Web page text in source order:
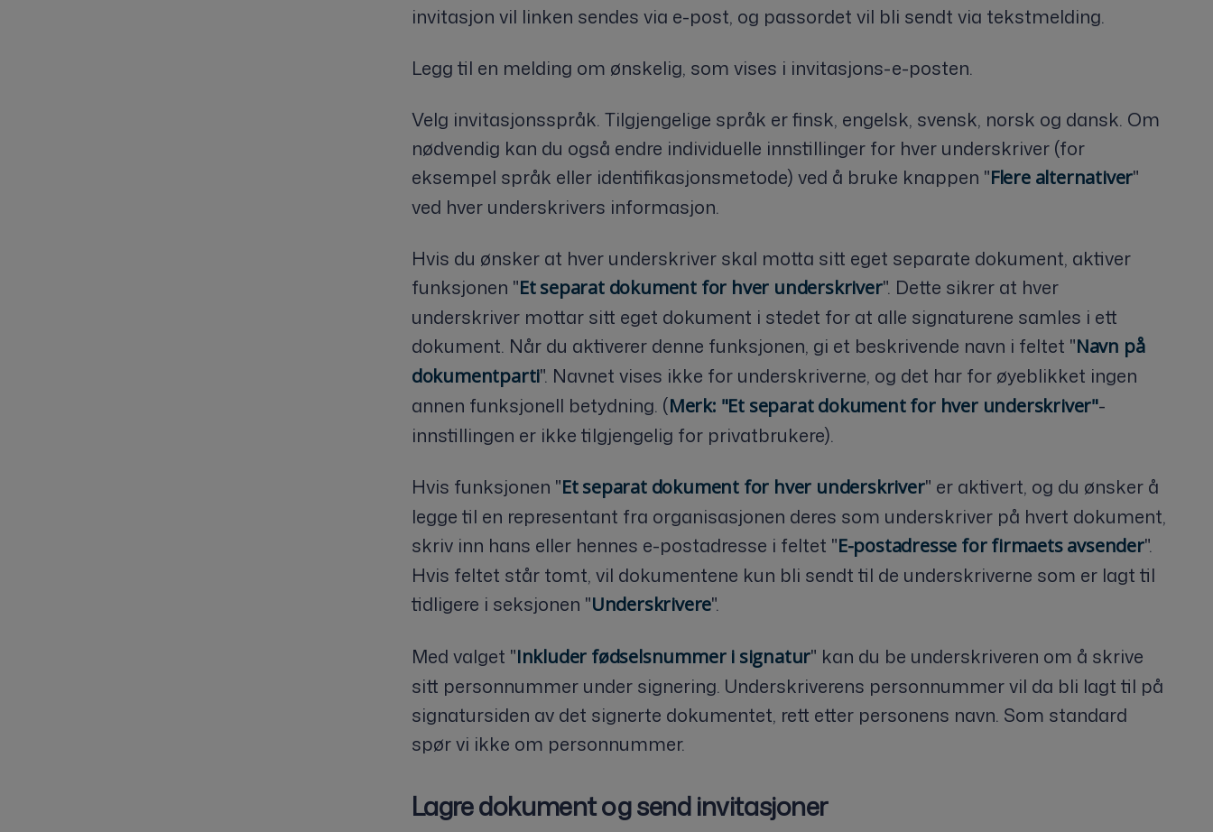
invitasjon vil linken sendes via e-post, og passordet vil bli sendt via tekstmelding.
Legg til en melding om ønskelig, som vises i invitasjons-e-posten.
Velg invitasjonsspråk. Tilgjengelige språk er finsk, engelsk, svensk, norsk og dansk. Om
nødvendig kan du også endre individuelle innstillinger for hver underskriver (for
eksempel språk eller identifikasjonsmetode) ved å bruke knappen "Flere alternativer"
ved hver underskrivers informasjon.
Hvis du ønsker at hver underskriver skal motta sitt eget separate dokument, aktiver
funksjonen "Et separat dokument for hver underskriver". Dette sikrer at hver
underskriver mottar sitt eget dokument i stedet for at alle signaturene samles i ett
dokument. Når du aktiverer denne funksjonen, gi et beskrivende navn i feltet "Navn på
dokumentparti". Navnet vises ikke for underskriverne, og det har for øyeblikket ingen
annen funksjonell betydning. (Merk: "Et separat dokument for hver underskriver"-
innstillingen er ikke tilgjengelig for privatbrukere).
Hvis funksjonen "Et separat dokument for hver underskriver" er aktivert, og du ønsker å
legge til en representant fra organisasjonen deres som underskriver på hvert dokument,
skriv inn hans eller hennes e-postadresse i feltet "E-postadresse for firmaets avsender".
Hvis feltet står tomt, vil dokumentene kun bli sendt til de underskriverne som er lagt til
tidligere i seksjonen "Underskrivere".
Med valget "Inkluder fødselsnummer i signatur" kan du be underskriveren om å skrive
sitt personnummer under signering. Underskriverens personnummer vil da bli lagt til på
signatursiden av det signerte dokumentet, rett etter personens navn. Som standard
spør vi ikke om personnummer.
Lagre dokument og send invitasjoner